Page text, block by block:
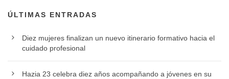
ÚLTIMAS ENTRADAS
Diez mujeres finalizan un nuevo itinerario formativo hacia el
cuidado profesional
Hazia 23 celebra diez años acompañando a jóvenes en su